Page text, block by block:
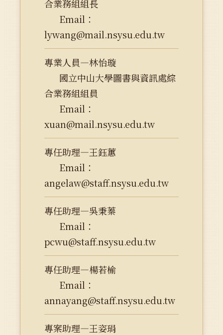
合業務組組長
Email：
lywang@mail.nsysu.edu.tw
專業人員—林怡璇
國立中山大學圖書與資訊處綜
合業務組組員
Email：
xuan@mail.nsysu.edu.tw
專任助理—王鈺蕙
Email：
angelaw@staff.nsysu.edu.tw
專任助理—吳秉蓁
Email：
pcwu@staff.nsysu.edu.tw
專任助理—楊若榆
Email：
annayang@staff.nsysu.edu.tw
專案助理—王姿琄